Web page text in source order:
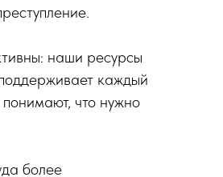
наши ресурсы
каждый
что нужно
более